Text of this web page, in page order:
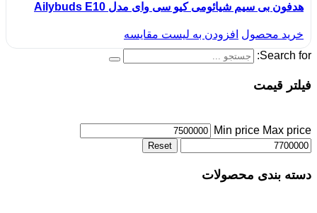
هدفون بی سیم شیائومی کیو سی وای مدل Ailybuds E10
خرید محصول افزودن به لیست مقایسه
Search for:
فیلتر قیمت
Min price Max price
Reset
دسته بندی محصولات